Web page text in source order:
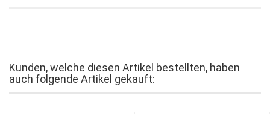
Kunden, welche diesen Artikel bestellten, haben
auch folgende Artikel gekauft: